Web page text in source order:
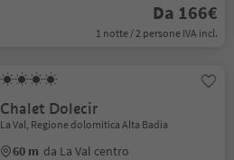
Da 166€
1 notte / 2 persone IVA incl.
Chalet Dolecir
La Val, Regione dolomitica Alta Badia
60 m da La Val centro